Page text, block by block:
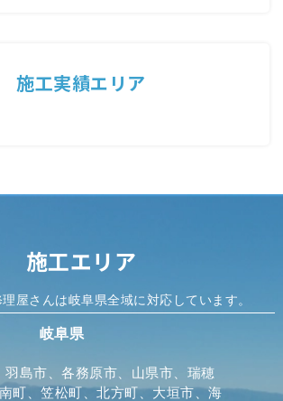
施工実績エリア
施工エリア
屋さんは岐阜県全域に対応しています。
岐阜県
羽島市、各務原市、山県市、瑞穂
町、笠松町、北方町、大垣市、海